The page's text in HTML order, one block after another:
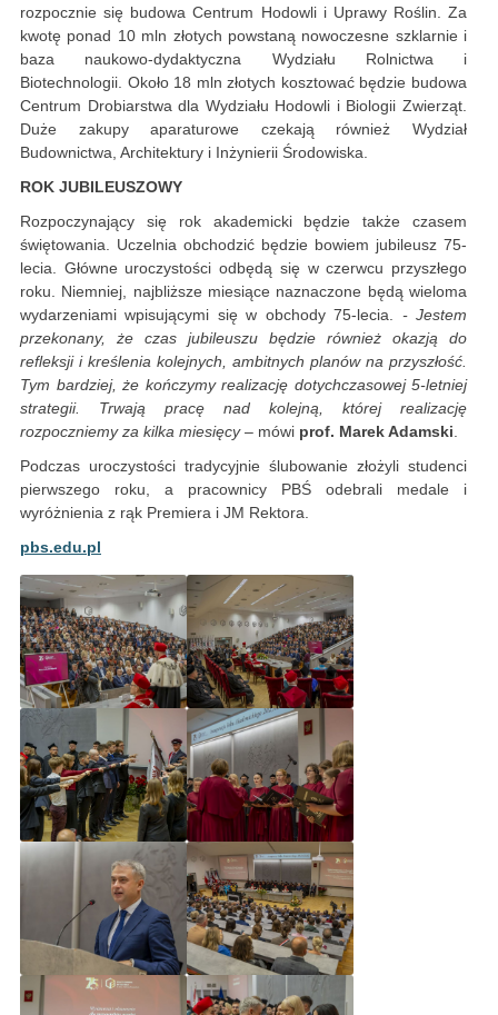
rozpocznie się budowa Centrum Hodowli i Uprawy Roślin. Za
kwotę ponad 10 mln złotych powstaną nowoczesne szklarnie i
baza naukowo-dydaktyczna Wydziału Rolnictwa i
Biotechnologii. Około 18 mln złotych kosztować będzie budowa
Centrum Drobiarstwa dla Wydziału Hodowli i Biologii Zwierząt.
Duże zakupy aparaturowe czekają również Wydział
Budownictwa, Architektury i Inżynierii Środowiska.
ROK JUBILEUSZOWY
Rozpoczynający się rok akademicki będzie także czasem
świętowania. Uczelnia obchodzić będzie bowiem jubileusz 75-
lecia. Główne uroczystości odbędą się w czerwcu przyszłego
roku. Niemniej, najbliższe miesiące naznaczone będą wieloma
wydarzeniami wpisującymi się w obchody 75-lecia. - Jestem
przekonany, że czas jubileuszu będzie również okazją do
refleksji i kreślenia kolejnych, ambitnych planów na przyszłość.
Tym bardziej, że kończymy realizację dotychczasowej 5-letniej
strategii. Trwają pracę nad kolejną, której realizację
rozpoczniemy za kilka miesięcy– mówi prof. Marek Adamski
Podczas uroczystości tradycyjnie ślubowanie złożyli studenci
pierwszego roku, a pracownicy PBŚ odebrali medale i
wyróżnienia z rąk Premiera i JM Rektora.
pbs.edu.pl